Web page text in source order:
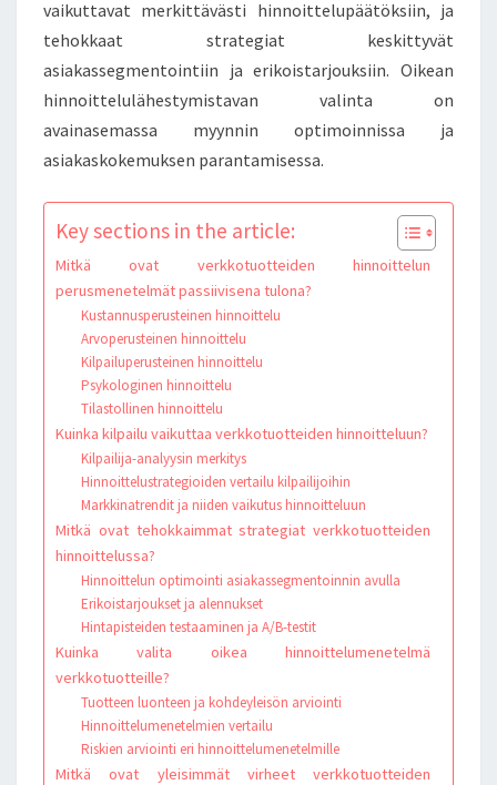
vaikuttavat merkittävästi hinnoittelupäätöksiin, ja
tehokkaat strategiat keskittyvät
asiakassegmentointiin ja erikoistarjouksiin. Oikean
hinnoittelulähestymistavan valinta on
avainasemassa myynnin optimoinnissa ja
asiakaskokemuksen parantamisessa.
Key sections in the article:
Mitkä ovat verkkotuotteiden hinnoittelun
perusmenetelmät passiivisena tulona?
Kustannusperusteinen hinnoittelu
Arvoperusteinen hinnoittelu
Kilpailuperusteinen hinnoittelu
Psykologinen hinnoittelu
Tilastollinen hinnoittelu
Kuinka kilpailu vaikuttaa verkkotuotteiden hinnoitteluun?
Kilpailija-analyysin merkitys
Hinnoittelustrategioiden vertailu kilpailijoihin
Markkinatrendit ja niiden vaikutus hinnoitteluun
Mitkä ovat tehokkaimmat strategiat verkkotuotteiden
hinnoittelussa?
Hinnoittelun optimointi asiakassegmentoinnin avulla
Erikoistarjoukset ja alennukset
Hintapisteiden testaaminen ja A/B-testit
Kuinka valita oikea hinnoittelumenetelmä
verkkotuotteille?
Tuotteen luonteen ja kohdeyleisön arviointi
Hinnoittelumenetelmien vertailu
Riskien arviointi eri hinnoittelumenetelmille
Mitkä ovat yleisimmät virheet verkkotuotteiden